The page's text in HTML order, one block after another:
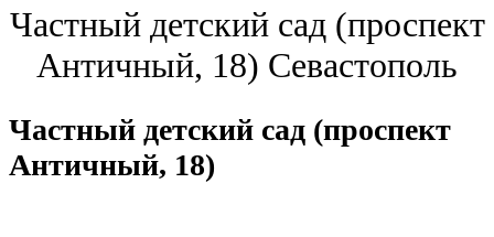
Частный детский сад (проспект
Античный, 18) Севастополь
Частный детский сад (проспект
Античный, 18)